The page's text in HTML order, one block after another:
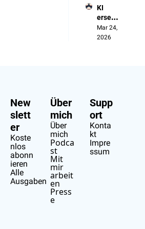
Aus
Verseh
en
KI
ersetzt
die
Manag
Mar 24,
2026
New
slett
er
Koste
nlos
abonn
ieren
Alle
Ausgaben
Über
mich
Über
mich
Podca
st
Mit
mir
arbeit
en
Press
e
Supp
ort
Konta
kt
Impre
ssum